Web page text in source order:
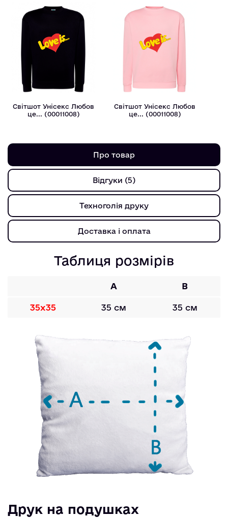
Світшот Унісекс Любов
це... (00011008)
Світшот Унісекс Любов
це... (00011008)
Про товар
Відгуки (5)
Техноголія друку
Доставка і оплата
Таблиця розмірів
A B
35х35 35 см 35 см
Друк на подушках